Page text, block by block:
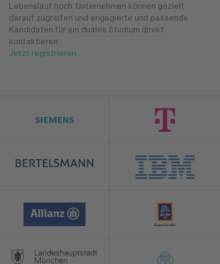
Lebenslauf hoch. Unternehmen können gezielt
darauf zugreifen und engagierte und passende
Kandidaten für ein duales Studium direkt
kontaktieren.
Jetzt registrieren